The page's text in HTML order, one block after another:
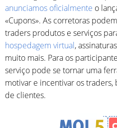
anunciamos oficialmente o
«Cupons». As corretoras
traders produtos e serviços
hospedagem virtual,
muito mais. Para os
serviço pode se tornar uma
motivar e incentivar os
de clientes.